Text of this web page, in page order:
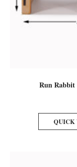
Run Rabbit
QUICK